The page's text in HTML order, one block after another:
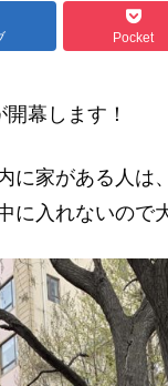
Pocket
幕します！
に家がある人は
に入れないので